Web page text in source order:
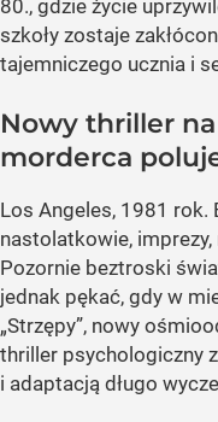
80., gdzie życie
szkoły zostaje
tajemniczego ucznia i
Nowy thriller
morderca
Los Angeles, 1981 rok.
nastolatkowie,
Pozornie beztroski
jednak pękać, gdy w
„Strzępy”, nowy
thriller psychologiczny
i adaptacją długo